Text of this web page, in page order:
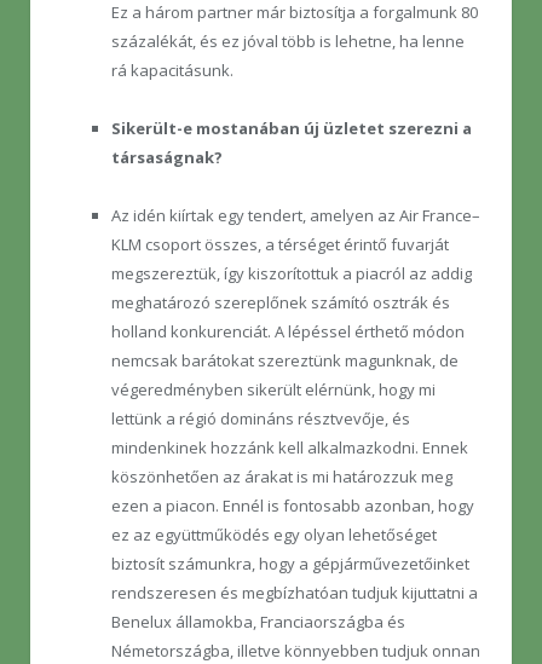
Ez a három partner már biztosítja a forgalmunk 80
százalékát, és ez jóval több is lehetne, ha lenne
rá kapacitásunk.
Sikerült-e mostanában új üzletet szerezni a
társaságnak?
Az idén kiírtak egy tendert, amelyen az Air France–
KLM csoport összes, a térséget érintő fuvarját
megszereztük, így kiszorítottuk a piacról az addig
meghatározó szereplőnek számító osztrák és
holland konkurenciát. A lépéssel érthető módon
nemcsak barátokat szereztünk magunknak, de
végeredményben sikerült elérnünk, hogy mi
lettünk a régió domináns résztvevője, és
mindenkinek hozzánk kell alkalmazkodni. Ennek
köszönhetően az árakat is mi határozzuk meg
ezen a piacon. Ennél is fontosabb azonban, hogy
ez az együttműködés egy olyan lehetőséget
biztosít számunkra, hogy a gépjárművezetőinket
rendszeresen és megbízhatóan tudjuk kijuttatni a
Benelux államokba, Franciaországba és
Németországba, illetve könnyebben tudjuk onnan